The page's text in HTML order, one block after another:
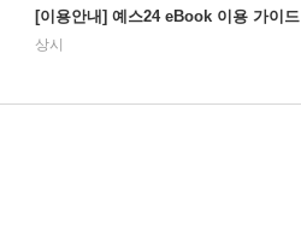
[이용안내] 예스24 eBook 이용 가이드
상시